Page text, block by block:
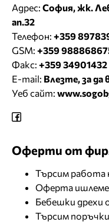
Адрес: София, жк.
ап.32
Телефон: +359
GSM: +359
Факс: +359 34901432
E-mail: Влезте, за да
Уеб сайт:
Оферти от
Търсим работа
Оферта ишлеме
Бебешки дрехи
Търсим